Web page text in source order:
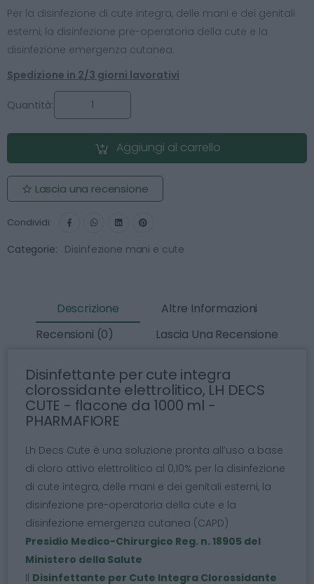
Per la disinfezione di cute integra, delle mani e dei genitali
esterni, la disinfezione pre-operatoria della cute e la
disinfezione emergenza cutanea.
Spedizione in 2/3 giorni lavorativi
Quantità:
Aggiungi al carrello
Lascia una recensione
Condividi:
Categorie: Disinfezione mani e cute
Descrizione
Altre Informazioni
Recensioni (0)
Lascia Una Recensione
Disinfettante per cute integra
clorossidante elettrolitico, LH DECS
CUTE - flacone da 1000 ml -
PHARMAFIORE
Lh Decs Cute è una soluzione pronta all’uso a base
di cloro attivo elettrolitico al 0,10% per la disinfezione
di cute integra, delle mani e dei genitali esterni, la
disinfezione pre-operatoria della cute e la
disinfezione emergenza cutanea (CAPD)
Presidio Medico-Chirurgico Reg. n. 18905 del
Ministero della Salute
Il Disinfettante per Cute Integra Clorossidante